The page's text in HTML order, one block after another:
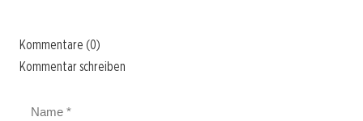
Kommentare (0)
Kommentar schreiben